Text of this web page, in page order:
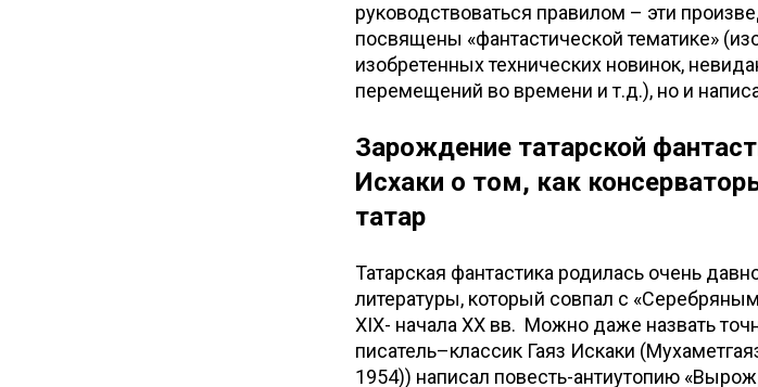
руководствоваться правилом – эти
посвящены «фантастической тематике»
изобретенных технических новинок,
перемещений во времени и т.д.), но и
Зарождение татарской
Исхаки о том, как
татар
Татарская фантастика родилась очень
литературы, который совпал с
XIX- начала XX вв. Можно даже назвать
писатель–классик Гаяз Искаки
1954)) написал повесть-антиутопию